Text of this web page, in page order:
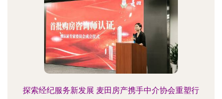
探索经纪服务新发展 麦田房产携手中介协会重塑行